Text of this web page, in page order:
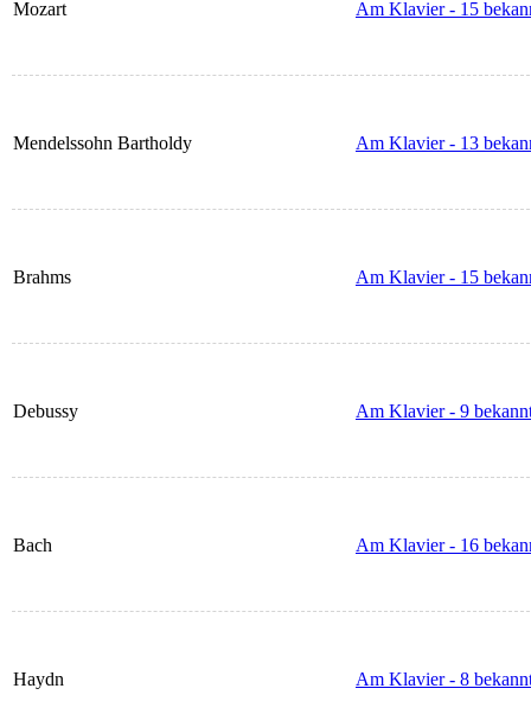
Mozart Am Klavier - 15
Mendelssohn Bartholdy Am Klavier - 13
Brahms Am Klavier - 15
Debussy Am Klavier - 9
Bach Am Klavier - 16
Haydn Am Klavier - 8